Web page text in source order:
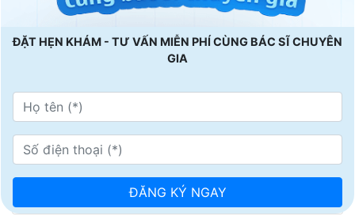
ĐẶT HẸN KHÁM - TƯ VẤN MIỄN PHÍ CÙNG BÁC SĨ CHUYÊN
GIA